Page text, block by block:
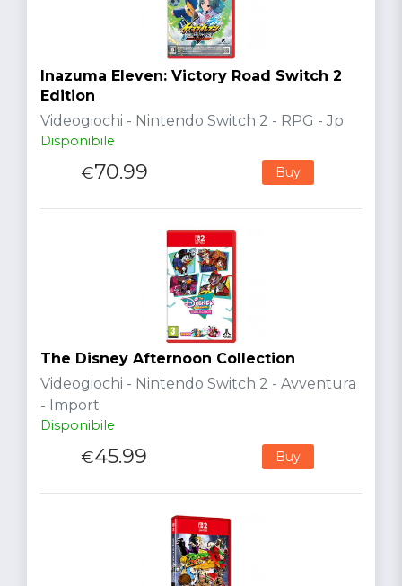
Inazuma Eleven: Victory Road Switch 2
Edition
Videogiochi - Nintendo Switch 2 - RPG - Jp
Disponibile
€70.99 Buy
The Disney Afternoon Collection
Videogiochi - Nintendo Switch 2 - Avventura
- Import
Disponibile
€45.99 Buy